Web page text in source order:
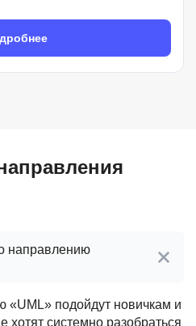
направлению
«UML» подойдут новичкам и
хотят системно разобраться